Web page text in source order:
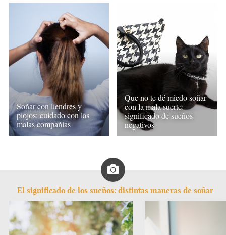
Soñar con liendres y
piojos: cuidado con las
malas compañías
Que no te dé miedo soñar
con la mala suerte:
significado de sueños
negativos
El significado de los sueños: distintas maneras de soñar